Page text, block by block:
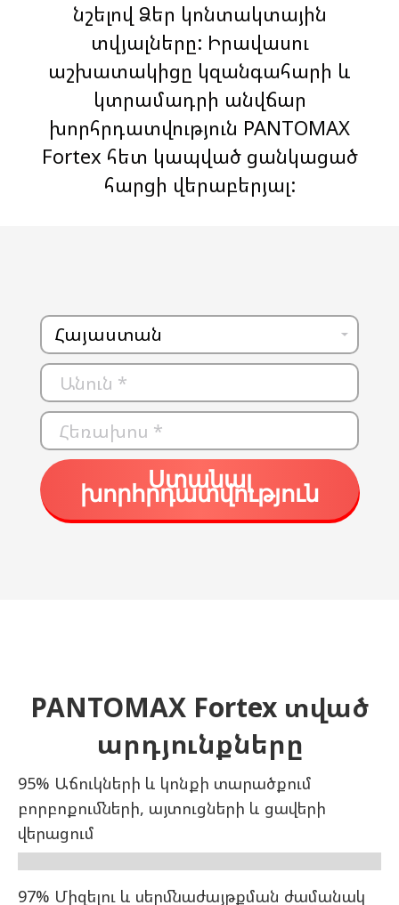
նշելով Ձեր կոնտակտային
տվյալները: Իրավասու
աշխատակիցը կզանգահարի և
կտրամադրի անվճար
խորհրդատվություն PANTOMAX
Fortex հետ կապված ցանկացած
հարցի վերաբերյալ:
Երկիր *
Անուն *
Հեռախոս *
Ստանալ
խորհրդատվություն
PANTOMAX Fortex տված
արդյունքները
95% Աճուկների և կոնքի տարածքում
բորբոքումների, այտուցների և ցավերի
վերացում
97% Միզելու և սերմնաժայթքման ժամանակ